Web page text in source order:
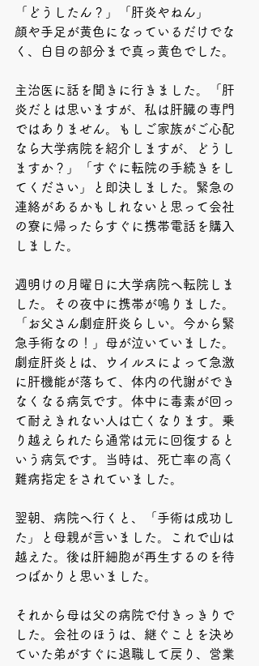
「どうしたん？」「肝炎やねん」
顔や手足が黄色になっているだけでな
く、白目の部分まで真っ黄色でした。
主治医に話を聞きに行きました。「肝
炎だとは思いますが、私は肝臓の専門
ではありません。もしご家族がご心配
なら大学病院を紹介しますが、どうし
ますか？」「すぐに転院の手続きをし
てください」と即決しました。緊急の
連絡があるかもしれないと思って会社
の寮に帰ったらすぐに携帯電話を購入
しました。
週明けの月曜日に大学病院へ転院しま
した。その夜中に携帯が鳴りました。
「お父さん劇症肝炎らしい。今から緊
急手術なの！」母が泣いていました。
劇症肝炎とは、ウイルスによって急激
に肝機能が落ちて、体内の代謝ができ
なくなる病気です。体中に毒素が回っ
て耐えきれない人は亡くなります。乗
り越えられたら通常は元に回復すると
いう病気です。当時は、死亡率の高く
難病指定をされていました。
翌朝、病院へ行くと、「手術は成功し
た」と母親が言いました。これで山は
越えた。後は肝細胞が再生するのを待
つばかりと思いました。
それから母は父の病院で付きっきりで
した。会社のほうは、継ぐことを決め
ていた弟がすぐに退職して戻り、営業